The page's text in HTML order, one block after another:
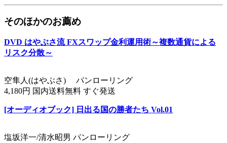
そのほかのお薦め
DVD はやぶさ流 FXスワップ金利運用術～複数通貨による
リスク分散～
空隼人(はやぶさ) パンローリング
4,180円 国内送料無料 すぐ発送
[オーディオブック] 日出る国の勝者たち Vol.01
塩坂洋一/清水昭男 パンローリング